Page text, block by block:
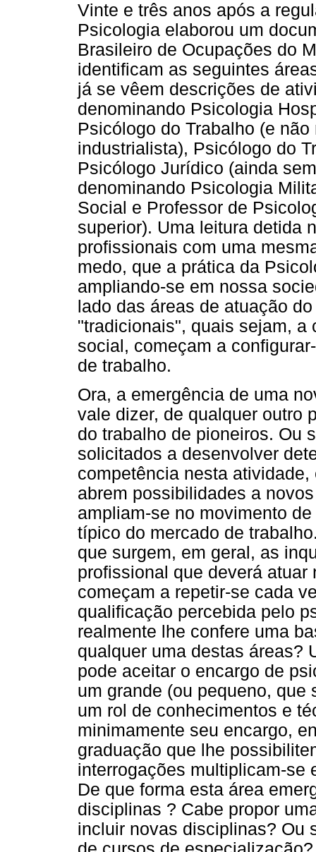
Vinte e três anos após a
Psicologia elaborou um
Brasileiro de Ocupações do
identificam as seguintes
já se vêem descrições de
denominando Psicologia
Psicólogo do Trabalho (e
industrialista), Psicólogo do
Psicólogo Jurídico (ainda
denominando Psicologia
Social e Professor de
superior). Uma leitura detida
profissionais com uma
medo, que a prática da
ampliando-se em nossa
lado das áreas de atuação
"tradicionais", quais sejam, a
social, começam a
de trabalho.
Ora, a emergência de uma
vale dizer, de qualquer outro
do trabalho de pioneiros. Ou
solicitados a desenvolver
competência nesta
abrem possibilidades a
ampliam-se no movimento
típico do mercado de
que surgem, em geral, as
profissional que deverá
começam a repetir-se cada
qualificação percebida pelo
realmente lhe confere uma
qualquer uma destas áreas?
pode aceitar o encargo de
um grande (ou pequeno,
um rol de conhecimentos e
minimamente seu encargo,
graduação que lhe
interrogações multiplicam-se
De que forma esta área
disciplinas ? Cabe propor
incluir novas disciplinas? Ou